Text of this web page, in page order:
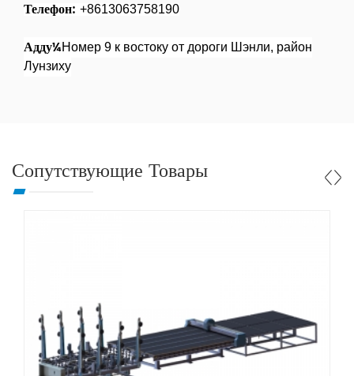
Телефон: +8613063758190
Адду¼Номер 9 к востоку от дороги Шэнли, район
Лунзиху
Сопутствующие Товары